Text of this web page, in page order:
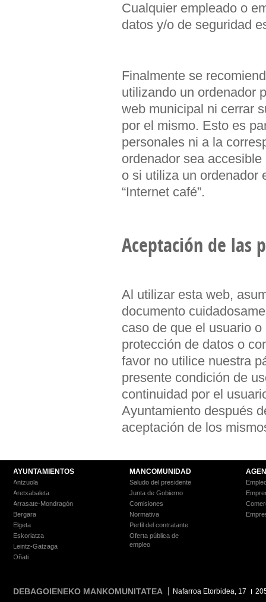
Cualquier empleado o
datos y/o de seguridad
Finalmente se
utilizando un ordenador
web municipal ni cerrar
por el mismo. Esto es
personales ni a la
ordenador sea
o si utiliza un ordenador
“Internet café”.
Aceptación de las
Al utilizar esta web,
documento
caso de que el usuario
protección de datos o
favor no utilice nuestra
presente condición de
continuidad por el
Ayuntamiento después
aceptación de los
AYUNTAMIENTOS
Antzuola
Aretxabaleta
Arrasate-Mondragón
Bergara
Elgeta
Eskoriatza
Leintz-Gatzaga
Oñati
MANCOMUNIDAD
Saludo del presidente
Junta de Gobierno
Comisiones
Normativa
Perfil del contratante
Oferta pública de
empleo
DEBAGOIENEKO MANKOMUNITATEA Nafarroa Etorbidea, 17